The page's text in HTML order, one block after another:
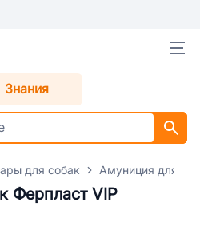
Знания
для собак Амуниция для
Ферпласт VIP